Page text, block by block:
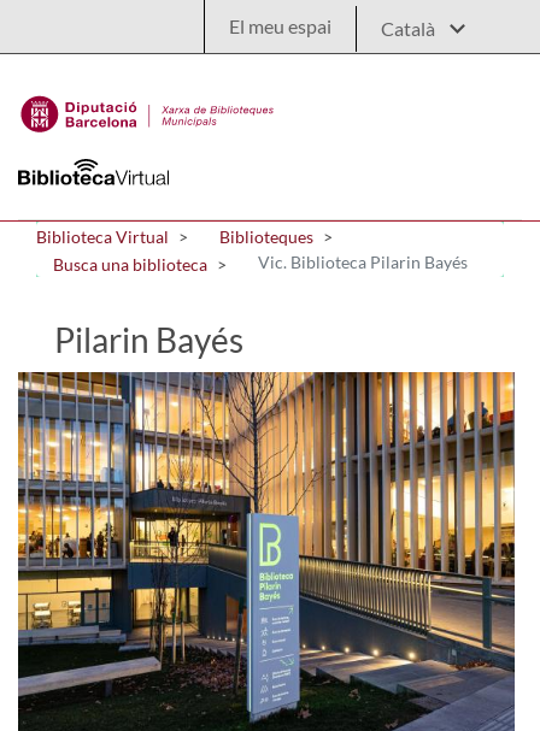
El meu espai
Biblioteca Virtual
Biblioteques
Busca una biblioteca
Vic. Biblioteca Pilarin Bayés
Pilarin Bayés